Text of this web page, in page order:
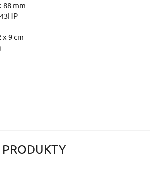
88 mm
x 9 cm
PRODUKTY